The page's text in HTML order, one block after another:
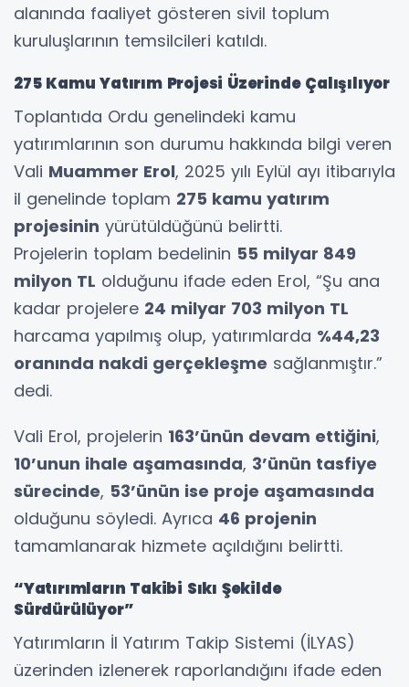
alanında faaliyet gösteren sivil toplum
kuruluşlarının temsilcileri katıldı.
275 Kamu Yatırım Projesi Üzerinde Çalışılıyor
Toplantıda Ordu genelindeki kamu
yatırımlarının son durumu hakkında bilgi veren
Vali Muammer Erol, 2025 yılı Eylül ayı itibarıyla
il genelinde toplam 275 kamu yatırım
projesinin yürütüldüğünü belirtti.
Projelerin toplam bedelinin 55 milyar 849
milyon TL olduğunu ifade eden Erol, “Şu ana
kadar projelere 24 milyar 703 milyon TL
harcama yapılmış olup, yatırımlarda %44,23
oranında nakdi gerçekleşme sağlanmıştır.”
dedi.
Vali Erol, projelerin 163’ünün devam ettiğini,
10’unun ihale aşamasında, 3’ünün tasfiye
sürecinde, 53’ünün ise proje aşamasında
olduğunu söyledi. Ayrıca 46 projenin
tamamlanarak hizmete açıldığını belirtti.
“Yatırımların Takibi Sıkı Şekilde
Sürdürülüyor”
Yatırımların İl Yatırım Takip Sistemi (İLYAS)
üzerinden izlenerek raporlandığını ifade eden